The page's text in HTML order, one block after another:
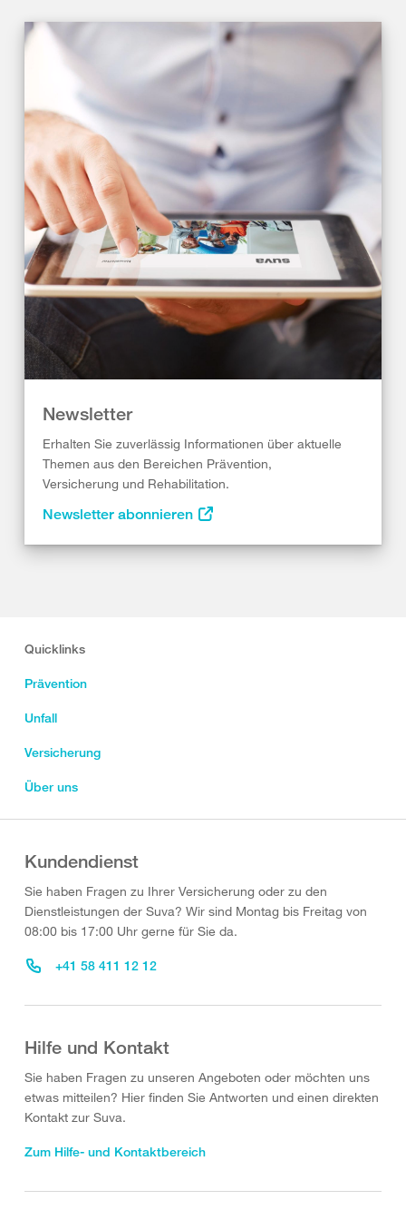
Newsletter
Erhalten Sie zuverlässig Informationen über aktuelle
Themen aus den Bereichen Prävention,
Versicherung und Rehabilitation.
Newsletter abonnieren
Quicklinks
Prävention
Unfall
Versicherung
Über uns
Kundendienst
Sie haben Fragen zu Ihrer Versicherung oder zu den
Dienstleistungen der Suva? Wir sind Montag bis Freitag von
08:00 bis 17:00 Uhr gerne für Sie da.
+41 58 411 12 12
Hilfe und Kontakt
Sie haben Fragen zu unseren Angeboten oder möchten uns
etwas mitteilen? Hier finden Sie Antworten und einen direkten
Kontakt zur Suva.
Zum Hilfe- und Kontaktbereich